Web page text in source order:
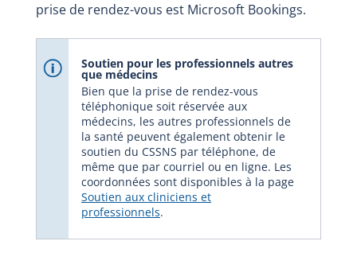
prise de rendez-vous est Microsoft Bookings.
Soutien pour les professionnels autres
que médecins
Bien que la prise de rendez-vous
téléphonique soit réservée aux
médecins, les autres professionnels de
la santé peuvent également obtenir le
soutien du CSSNS par téléphone, de
même que par courriel ou en ligne. Les
coordonnées sont disponibles à la page
Soutien aux cliniciens et
professionnels.